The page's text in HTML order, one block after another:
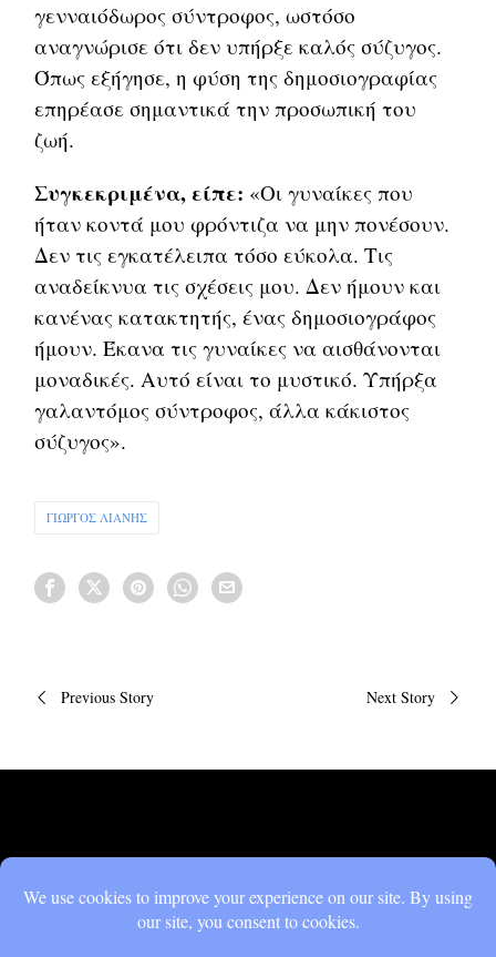
γενναιόδωρος σύντροφος, ωστόσο
αναγνώρισε ότι δεν υπήρξε καλός σύζυγος.
Όπως εξήγησε, η φύση της δημοσιογραφίας
επηρέασε σημαντικά την προσωπική του
ζωή.
Συγκεκριμένα, είπε: «Οι γυναίκες που
ήταν κοντά μου φρόντιζα να μην πονέσουν.
Δεν τις εγκατέλειπα τόσο εύκολα. Τις
αναδείκνυα τις σχέσεις μου. Δεν ήμουν και
κανένας κατακτητής, ένας δημοσιογράφος
ήμουν. Έκανα τις γυναίκες να αισθάνονται
μοναδικές. Αυτό είναι το μυστικό. Υπήρξα
γαλαντόμος σύντροφος, άλλα κάκιστος
σύζυγος».
ΓΙΩΡΓΟΣ ΛΙΑΝΗΣ
Πλοήγηση
Previous Story Next Story